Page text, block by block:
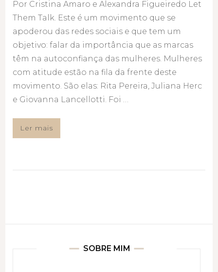
Por Cristina Amaro e Alexandra Figueiredo Let
Them Talk. Este é um movimento que se
apoderou das redes sociais e que tem um
objetivo: falar da importância que as marcas
têm na autoconfiança das mulheres. Mulheres
com atitude estão na fila da frente deste
movimento. São elas: Rita Pereira, Juliana Herc
e Giovanna Lancellotti. Foi …
Ler mais
SOBRE MIM